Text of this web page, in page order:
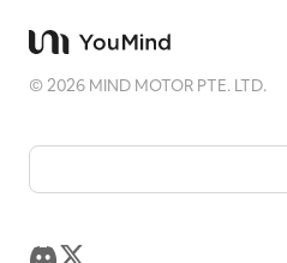
©2026 MIND MOTOR PTE. LTD.